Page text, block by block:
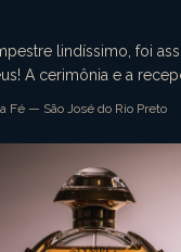
lindíssimo, foi
A cerimônia e a
Fé — São José do Rio Preto